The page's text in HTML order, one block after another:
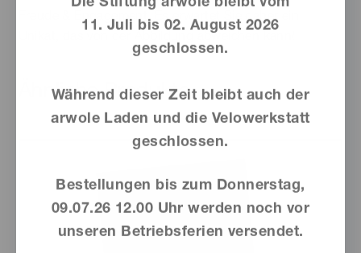
Freude & Engagement. Es erwartet Sie daher ein
Unikat, das von der Abbildung abweichen kann!
Ähnliche Produkte
11. Juli bis 02. August 2026
geschlossen.
Während dieser Zeit bleibt auch der
arwole Laden und die Velowerkstatt
geschlossen.
Bestellungen bis zum Donnerstag,
09.07.26 12.00 Uhr werden noch vor
unseren Betriebsferien versendet.